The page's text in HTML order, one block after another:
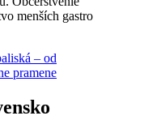
menších gastro
– od
pramene